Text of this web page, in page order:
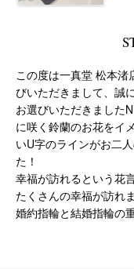
この度は一真堂 松本渚
びいただきまして、誠
お選びいただきました
に咲く鈴蘭のお花をイ
いU字のラインがお二
た！
幸福が訪れるという花
たくさんの幸福が訪れ
婚約指輪と結婚指輪の